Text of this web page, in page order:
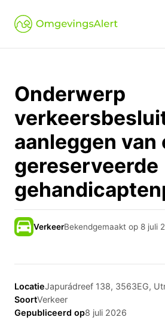
Onderwerp
aanleggen van
gereserveerde
VerkeerBekendgemaakt op 8 juli
LocatieJapurádreef 138, 3563EG,
SoortVerkeer
Gepubliceerd op8 juli 2026